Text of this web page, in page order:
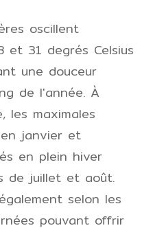
oscillent
et 31 degrés Celsius
une douceur
de l'année. À
les maximales
janvier et
en plein hiver
de juillet et août.
selon les
pouvant offrir